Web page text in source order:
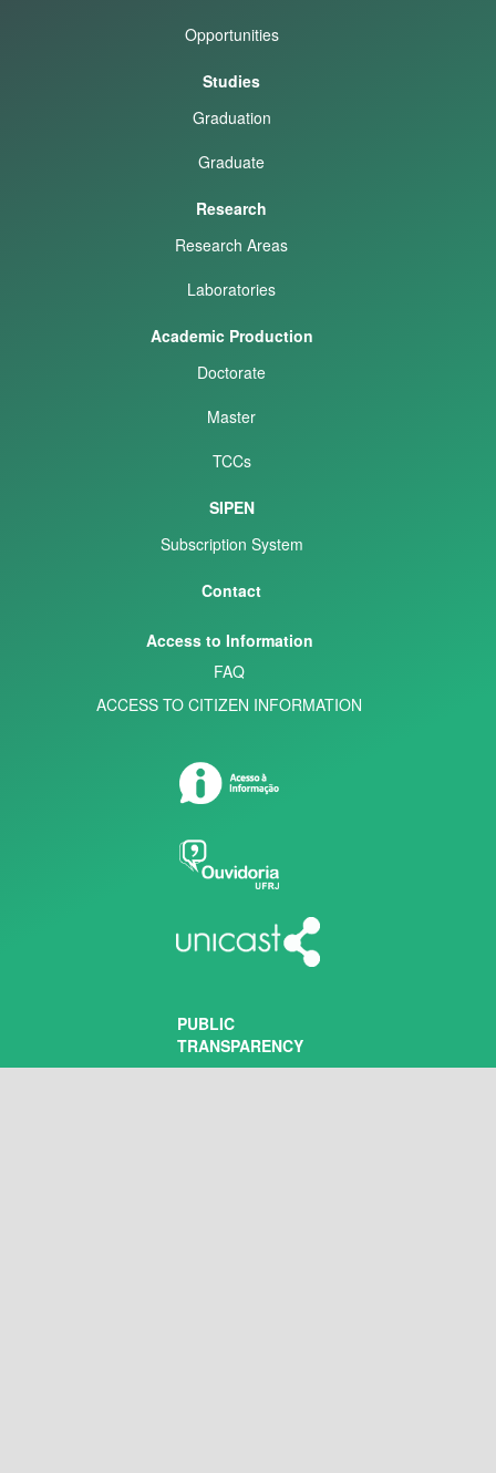
Opportunities
Studies
Graduation
Graduate
Research
Research Areas
Laboratories
Academic Production
Doctorate
Master
TCCs
SIPEN
Subscription System
Contact
Access to Information
FAQ
ACCESS TO CITIZEN INFORMATION
PUBLIC
TRANSPARENCY